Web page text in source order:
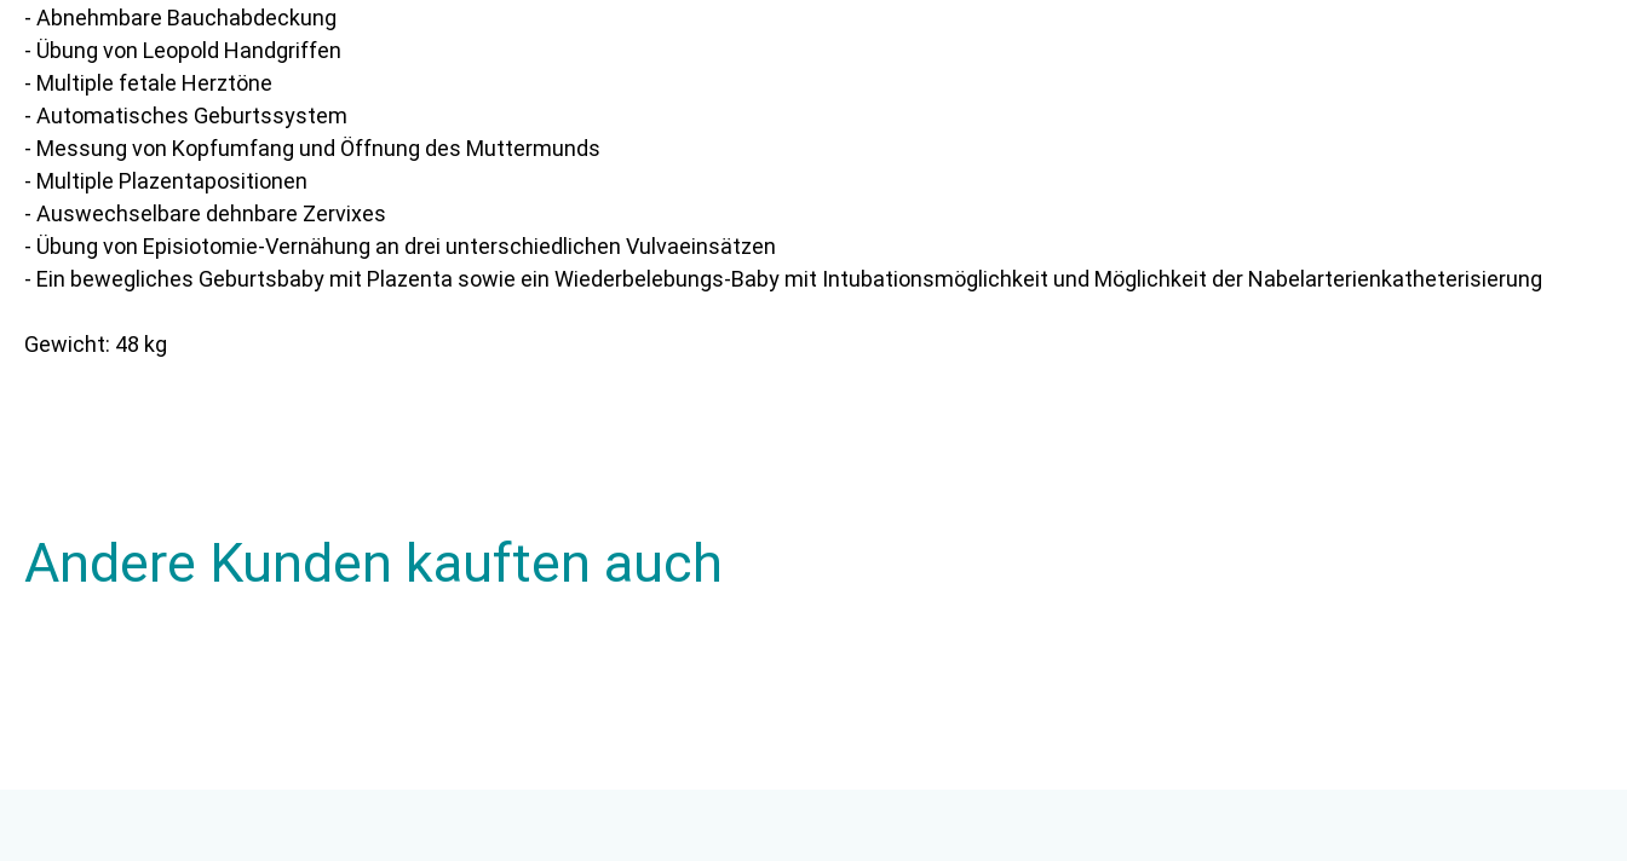
- Abnehmbare Bauchabdeckung
- Übung von Leopold Handgriffen
- Multiple fetale Herztöne
- Automatisches Geburtssystem
- Messung von Kopfumfang und Öffnung des Muttermunds
- Multiple Plazentapositionen
- Auswechselbare dehnbare Zervixes
- Übung von Episiotomie-Vernähung an drei unterschiedlichen Vulvaeinsätzen
- Ein bewegliches Geburtsbaby mit Plazenta sowie ein Wiederbelebungs-Baby mit Intubationsmöglichkeit und Möglichkeit der Nabelarterienkatheterisierung
Gewicht: 48 kg
Andere Kunden kauften auch